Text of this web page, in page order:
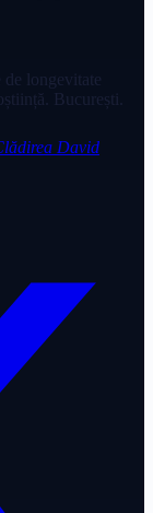
longevitate
București.
David